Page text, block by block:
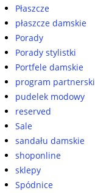
Płaszcze
płaszcze damskie
Porady
Porady stylistki
Portfele damskie
program partnerski
pudelek modowy
reserved
Sale
sandału damskie
shoponline
sklepy
Spódnice